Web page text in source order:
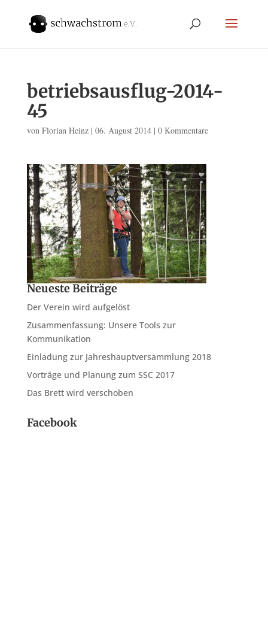
betriebsausflug-2014-
45
von Florian Heinz| 06. August 2014| 0 Kommentare
Neueste Beiträge
Der Verein wird aufgelöst
Zusammenfassung: Unsere Tools zur
Kommunikation
Einladung zur Jahreshauptversammlung 2018
Vorträge und Planung zum SSC 2017
Das Brett wird verschoben
Facebook